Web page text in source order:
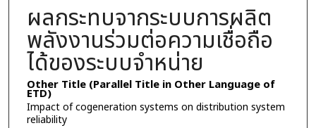
ผลกระทบจากระบบการผลิต
พลังงานร่วมต่อความเชื่อถือ
ได้ของระบบจำหน่าย
Other Title (Parallel Title in Other Language of
ETD)
Impact of cogeneration systems on distribution system
reliability